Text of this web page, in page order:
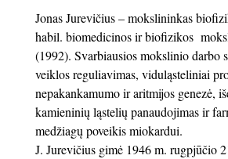
Jonas Jurevičius – mokslininkas
habil. biomedicinos ir biofizikos
(1992). Svarbiausios mokslinio darbo
veiklos reguliavimas, viduląsteliniai
nepakankamumo ir aritmijos genezė,
kamieninių ląstelių panaudojimas ir
medžiagų poveikis miokardui.
J. Jurevičius gimė 1946 m. rugpjūčio